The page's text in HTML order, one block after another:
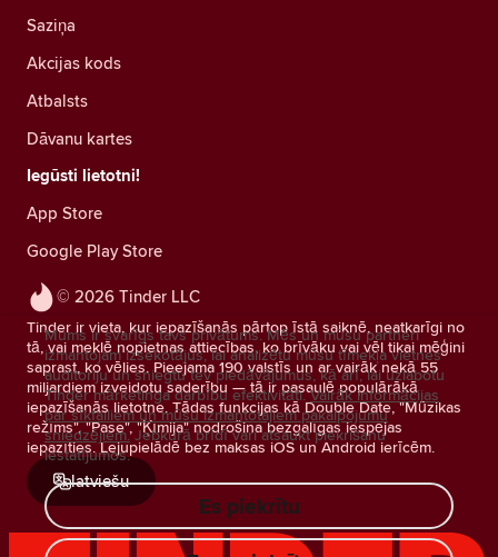
© 2026 Tinder LLC
Tinder ir vieta, kur iepazīšanās pārtop īstā saiknē, neatkarīgi no
tā, vai meklē nopietnas attiecības, ko brīvāku vai vēl tikai mēģini
saprast, ko vēlies. Pieejama 190 valstīs un ar vairāk nekā 55
miljardiem izveidotu saderību — tā ir pasaulē populārākā
iepazīšanās lietotne. Tādas funkcijas kā Double Date, "Mūzikas
režīms", "Pase", "Ķīmija" nodrošina bezgalīgas iespējas
iepazīties. Lejupielādē bez maksas iOS un Android ierīcēm.
latviešu
Saziņa
Akcijas kods
Atbalsts
Dāvanu kartes
Iegūsti lietotni!
App Store
Google Play Store
Mums ir svarīgs tavs privātums. Mēs un mūsu partneri
izmantojam izsekotājus, lai analizētu mūsu tīmekļa vietnes
auditoriju un sniegtu tev piedāvājumus, kā arī, lai uzlabotu
Tinder mārketinga darbību efektivitāti. Vairāk informācijas
par sīkfailiem un mūsu izmantotajiem pakalpojumu
sniedzējiem. Jebkurā brīdī vari atsaukt piekrišanu
iestatījumos.
Es piekrītu